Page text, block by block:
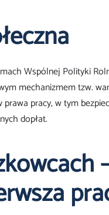
Wspólnej Polityki
mechanizmem tzw.
pracy, w tym
dopłat.